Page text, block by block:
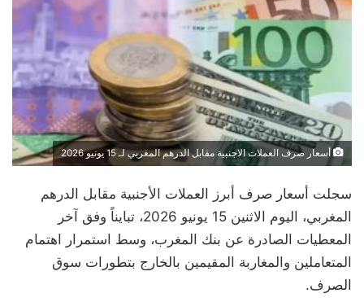
أسعار صرف العملات الاجنبية مقابل الدرهم المغربي لـ 15 يونيو 2026
سجلت أسعار صرف أبرز العملات الأجنبية مقابل الدرهم
المغربي، اليوم الاثنين 15 يونيو 2026، تبايناً وفق آخر
المعطيات الصادرة عن بنك المغرب، وسط استمرار اهتمام
المتعاملين والمغاربة المقيمين بالخارج بتطورات سوق
الصرف.